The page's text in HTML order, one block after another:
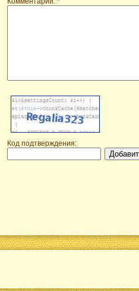
Код подтверждения: